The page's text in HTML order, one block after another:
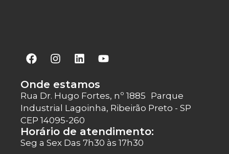
Onde estamos
Rua Dr. Hugo Fortes, nº 1885 Parque
Industrial Lagoinha, Ribeirão Preto - SP
CEP 14095-260
Horário de atendimento:
Seg a Sex Das 7h30 às 17h30